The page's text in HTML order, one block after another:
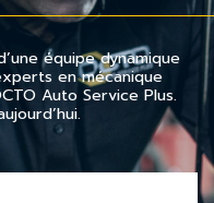
équipe dynamique
en mécanique
Auto Service Plus.